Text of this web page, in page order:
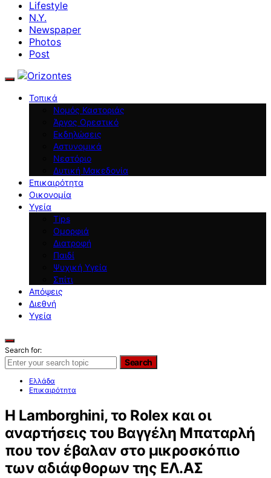
Lifestyle
N.Y.
Newspaper
Photos
Post
Τοπικά
Νομός Καστοριάς
Άργος Ορεστικό
Εκδηλώσεις
Αστυνομικά
Νεστόριο
Δυτική Μακεδονία
Επικαιρότητα
Οικονομία
Υγεία
Tips
Ομορφιά
Διατροφή
Παιδί
Ψυχική Υγεία
Σπίτι
Απόψεις
Διεθνή
Υγεία
Search for:
Search
Ελλάδα
Επικαιρότητα
Η Lamborghini, το Rolex και οι
αναρτήσεις του Βαγγέλη Μπαταρλή
που τον έβαλαν στο μικροσκόπιο
των αδιάφθορων της ΕΛ.ΑΣ